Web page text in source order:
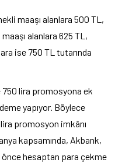
maaşı alanlara 500 TL,
alanlara 625 TL,
ise 750 TL tutarında
750 lira promosyona ek
yapıyor. Böylece
promosyon imkânı
kapsamında, Akbank,
önce hesaptan para çekme